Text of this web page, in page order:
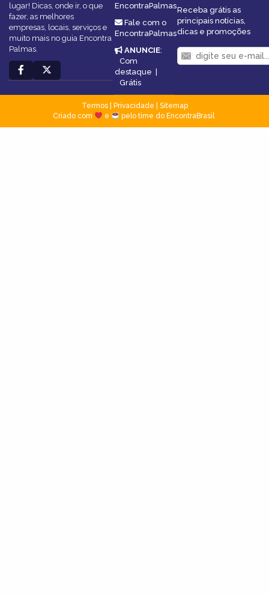
lugar! Dicas, onde ir, o que
fazer, as melhores
empresas, locais, serviços e
muito mais no guia Encontra
Palmas.
EncontraPalmas
Fale com o
EncontraPalmas
ANUNCIE:
Com
destaque |
Grátis
Receba grátis as
principais notícias,
dicas e promoções
Termos| Privacidade
Sitemap
Criado com
e pelo time do EncontraBrasil